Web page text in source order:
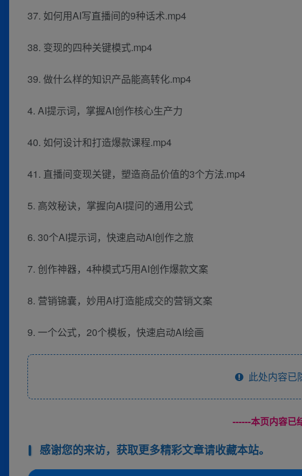
37. 如何用AI写直播间的9种话术.mp4
38. 变现的四种关键模式.mp4
39. 做什么样的知识产品能高转化.mp4
4. AI提示词，掌握AI创作核心生产力
40. 如何设计和打造爆款课程.mp4
41. 直播间变现关键，塑造商品价值的3个方法.mp4
5. 高效秘诀，掌握向AI提问的通用公式
6. 30个AI提示词，快速启动AI创作之旅
7. 创作神器，4种模式巧用AI创作爆款文案
8. 营销锦囊，妙用AI打造能成交的营销文案
9. 一个公式，20个模板，快速启动AI绘画
此处内容已
------本页内容已
感谢您的来访，获取更多精彩文章请收藏本站。